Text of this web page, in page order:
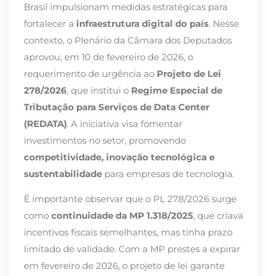
Brasil impulsionam medidas estratégicas para
fortalecer a infraestrutura digital do país. Nesse
contexto, o Plenário da Câmara dos Deputados
aprovou, em 10 de fevereiro de 2026, o
requerimento de urgência ao Projeto de Lei
278/2026, que institui o Regime Especial de
Tributação para Serviços de Data Center
(REDATA). A iniciativa visa fomentar
investimentos no setor, promovendo
competitividade, inovação tecnológica e
sustentabilidade para empresas de tecnologia.
É importante observar que o PL 278/2026 surge
como continuidade da MP 1.318/2025, que criava
incentivos fiscais semelhantes, mas tinha prazo
limitado de validade. Com a MP prestes a expirar
em fevereiro de 2026, o projeto de lei garante